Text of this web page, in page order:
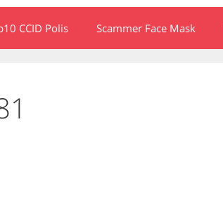
CCID Polis Scammer Face Mask